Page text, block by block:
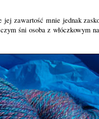
zawartość mnie jednak
śni osoba z włóczkowym